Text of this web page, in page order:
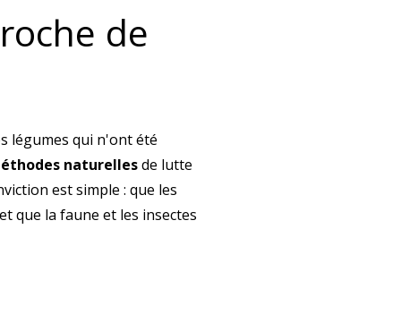
de
légumes qui n'ont été
naturellesde lutte
est simple : que les
que la faune et les insectes